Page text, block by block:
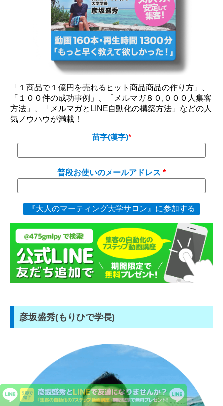
「１商品で１億円を売れるヒット商品商品の作り方」、
「１００件の成功事例」、「メルマガ８０,０００人集客
方法」、「メルマガとLINE自動化の構築方法」などの人
気ノウハウが満載！
苗字(漢字)
普段お使いのメールアドレス
『大人のマーティング大学サロン』に参加する
彦坂盛秀(もりひで学長)